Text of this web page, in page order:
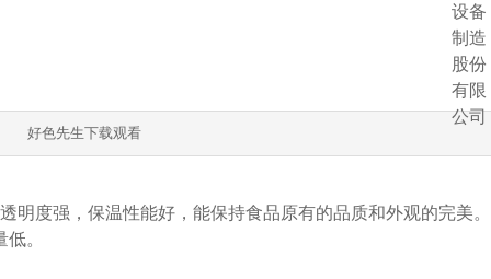
好色先生下载观看
强，保温性能好，能保持食品原有的品质和外观的完美。采
。